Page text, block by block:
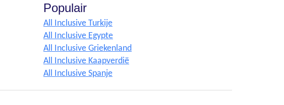
Populair
All Inclusive Turkije
All Inclusive Egypte
All Inclusive Griekenland
All Inclusive Kaapverdië
All Inclusive Spanje